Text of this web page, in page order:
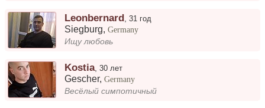
Leonbernard ,31 год
Siegburg,Germany
Ищу любовь
Kostia,30 лет
Gescher,Germany
Весёлый симпотичный